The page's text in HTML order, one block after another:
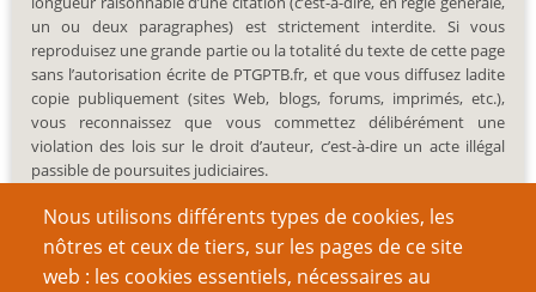
Nous utilisons différents types de cookies, les
nôtres et ceux de tiers, sur les pages de ce site
web : les cookies essentiels, nécessaires au
un ou deux paragraphes) est strictement interdite. Si vous
reproduisez une grande partie ou la totalité du texte de cette page
sans l’autorisation écrite de PTGPTB.fr, et que vous diffusez ladite
copie publiquement (sites Web, blogs, forums, imprimés, etc.),
vous reconnaissez que vous commettez délibérément une
violation des lois sur le droit d’auteur, c’est-à-dire un acte illégal
passible de poursuites judiciaires.